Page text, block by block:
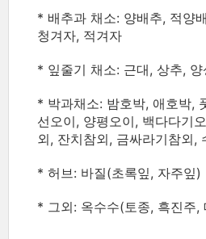
* 배추과 채소: 양배추, 적양
청겨자, 적겨자
* 잎줄기 채소: 근대, 상추, 양
* 박과채소: 밤호박, 애호박,
선오이, 양평오이, 백다다기
외, 잔치참외, 금싸라기참외,
* 허브: 바질(초록잎, 자주잎)
* 그외: 옥수수(토종, 흑진주,